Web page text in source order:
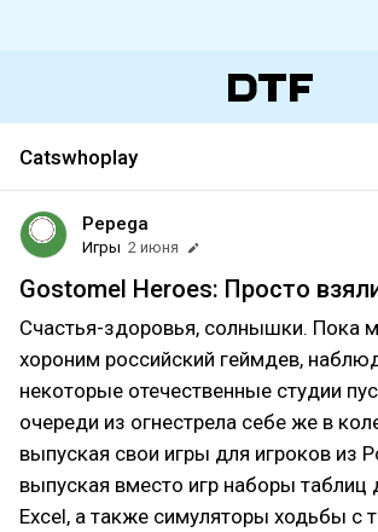
Catswhoplay
Pepega
Игры 2 июня
Gostomel Heroes: Просто
Счастья-здоровья, солнышки. Пока
хороним российский геймдев,
некоторые отечественные студии
очереди из огнестрела себе же в
выпуская свои игры для игроков из
выпуская вместо игр наборы таблиц
Excel, а также симуляторы ходьбы с